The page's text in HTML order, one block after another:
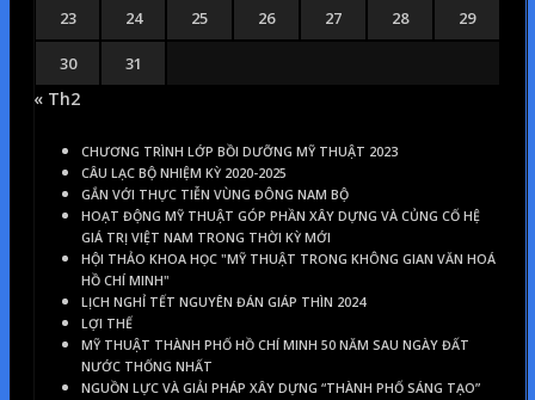
23 24 25 26 27 28 29
30 31
« Th2
CHƯƠNG TRÌNH LỚP BỒI DƯỠNG MỸ THUẬT 2023
CÂU LẠC BỘ NHIỆM KỲ 2020-2025
GẮN VỚI THỰC TIỄN VÙNG ĐÔNG NAM BỘ
HOẠT ĐỘNG MỸ THUẬT GÓP PHẦN XÂY DỰNG VÀ CỦNG CỐ HỆ
GIÁ TRỊ VIỆT NAM TRONG THỜI KỲ MỚI
HỘI THẢO KHOA HỌC "MỸ THUẬT TRONG KHÔNG GIAN VĂN HOÁ
HỒ CHÍ MINH"
LỊCH NGHỈ TẾT NGUYÊN ĐÁN GIÁP THÌN 2024
LỢI THẾ
MỸ THUẬT THÀNH PHỐ HỒ CHÍ MINH 50 NĂM SAU NGÀY ĐẤT
NƯỚC THỐNG NHẤT
NGUỒN LỰC VÀ GIẢI PHÁP XÂY DỰNG “THÀNH PHỐ SÁNG TẠO”